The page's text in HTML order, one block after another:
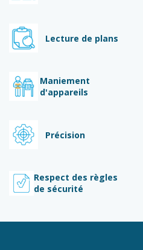
Lecture de plans
Maniement
d'appareils
Précision
Respect des règles
de sécurité